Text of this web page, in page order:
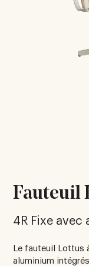
Fauteuil
4R Fixe avec
Le fauteuil Lottus
aluminium